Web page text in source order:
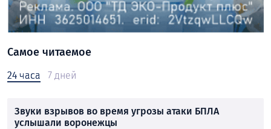
Самое читаемое
24 часа 7 дней
Звуки взрывов во время угрозы атаки БПЛА
услышали воронежцы